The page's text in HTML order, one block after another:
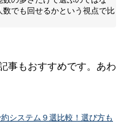
でも回せるかという視点で比
事もおすすめです。あわ
システム９選比較！選び方も